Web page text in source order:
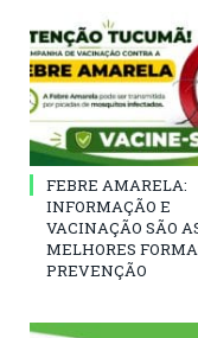
FEBRE AMARELA:
INFORMAÇÃO E
VACINAÇÃO SÃO
MELHORES
PREVENÇÃO